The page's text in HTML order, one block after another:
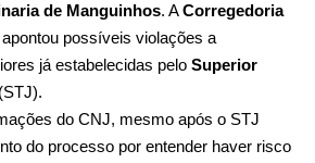
de Manguinhos. ACorregedoria
possíveis violações a
já estabelecidas pelo Superior
do CNJ, mesmo após o STJ
do processo por entender haver risco